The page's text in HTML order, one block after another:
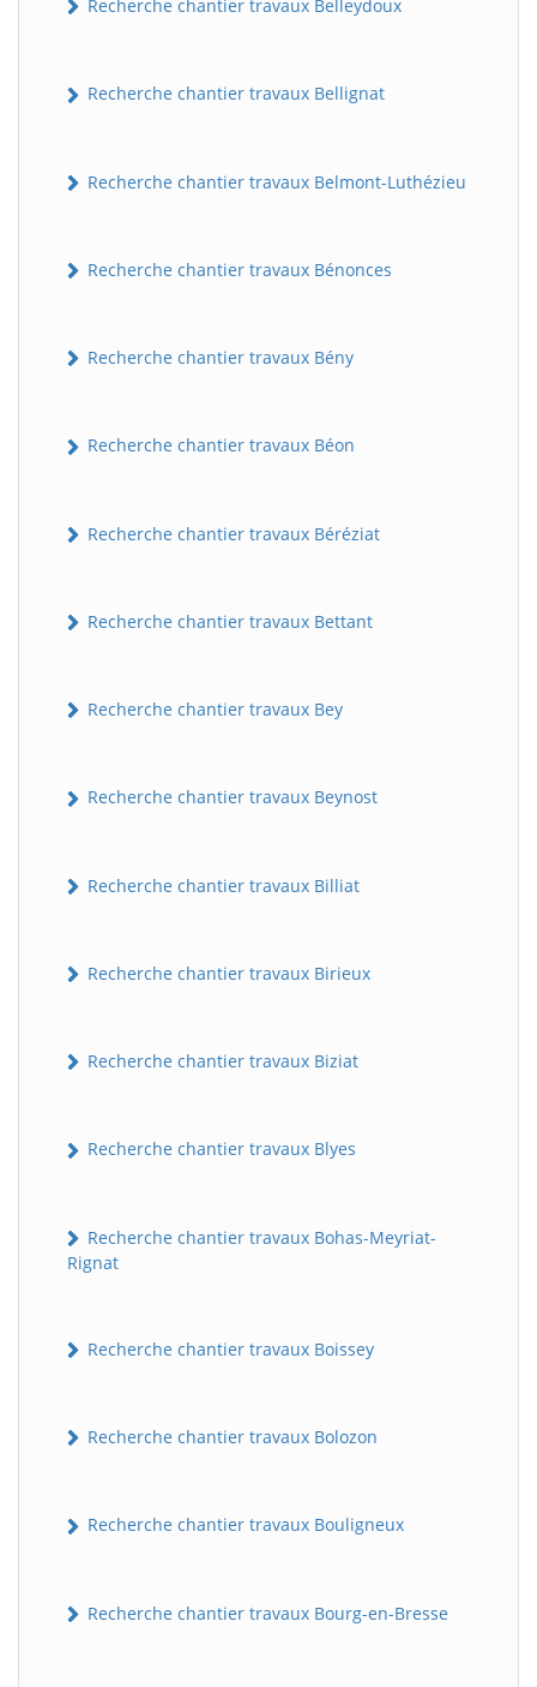
Recherche chantier travaux Belleydoux
Recherche chantier travaux Bellignat
Recherche chantier travaux Belmont-Luthézieu
Recherche chantier travaux Bénonces
Recherche chantier travaux Bény
Recherche chantier travaux Béon
Recherche chantier travaux Béréziat
Recherche chantier travaux Bettant
Recherche chantier travaux Bey
Recherche chantier travaux Beynost
Recherche chantier travaux Billiat
Recherche chantier travaux Birieux
Recherche chantier travaux Biziat
Recherche chantier travaux Blyes
Recherche chantier travaux Bohas-Meyriat-
Rignat
Recherche chantier travaux Boissey
Recherche chantier travaux Bolozon
Recherche chantier travaux Bouligneux
Recherche chantier travaux Bourg-en-Bresse